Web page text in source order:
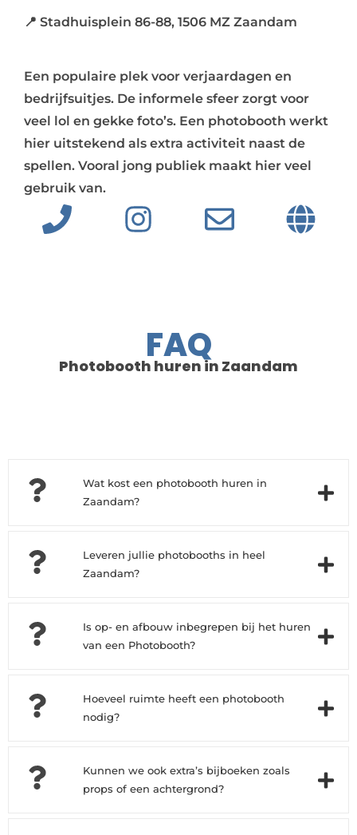
📍 Stadhuisplein 86-88, 1506 MZ Zaandam
Een populaire plek voor verjaardagen en
bedrijfsuitjes. De informele sfeer zorgt voor
veel lol en gekke foto’s. Een photobooth werkt
hier uitstekend als extra activiteit naast de
spellen. Vooral jong publiek maakt hier veel
gebruik van.
FAQ
Photobooth huren in Zaandam
Wat kost een photobooth huren in
Zaandam?
Leveren jullie photobooths in heel
Zaandam?
Is op- en afbouw inbegrepen bij het huren
van een Photobooth?
Hoeveel ruimte heeft een photobooth
nodig?
Kunnen we ook extra’s bijboeken zoals
props of een achtergrond?